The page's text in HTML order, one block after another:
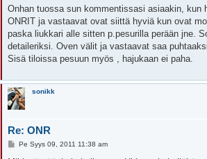
Onhan tuossa sun kommentissasi asiaakin, kun
ONRIT ja vastaavat ovat siittä hyviä kun ovat
paska liukkari alle sitten p.pesurilla perään jne.
detaileriksi. Oven välit ja vastaavat saa
Sisä tiloissa pesuun myös , hajukaan ei paha.
sonikk
Re: ONR
VPe Syys 09, 2011 11:38 am